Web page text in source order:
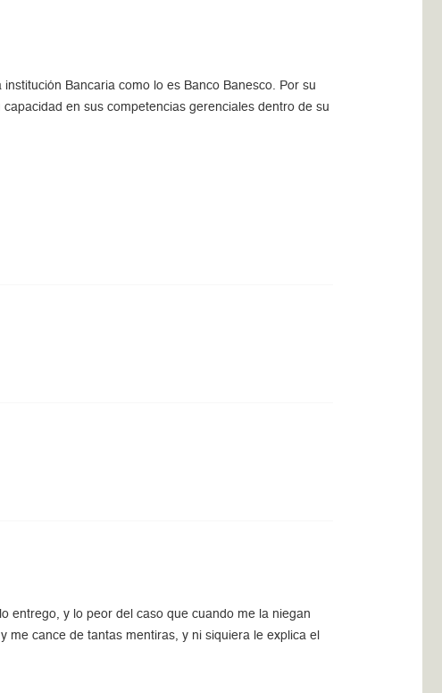
Bancaria como lo es Banco Banesco. Por su
en sus competencias gerenciales dentro de su
entrego, y lo peor del caso que cuando me la niegan
cance de tantas mentiras, y ni siquiera le explica el